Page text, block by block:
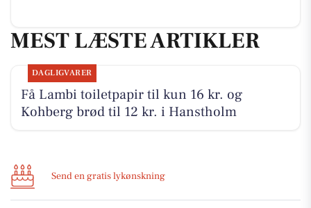
MEST LÆSTE ARTIKLER
DAGLIGVARER
Få Lambi toiletpapir til kun 16 kr. og
Kohberg brød til 12 kr. i Hanstholm
Send en gratis lykønskning